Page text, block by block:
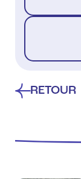
RETOUR